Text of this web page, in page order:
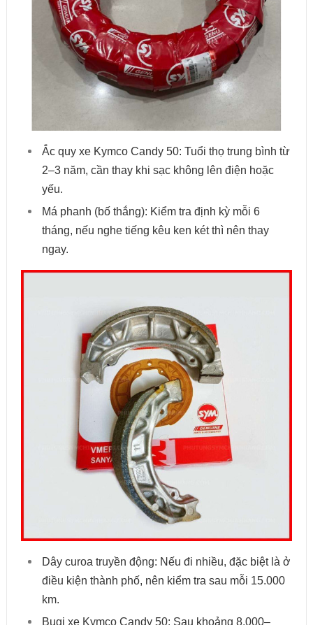
Ắc quy xe Kymco Candy 50: Tuổi thọ trung bình từ
2–3 năm, cần thay khi sạc không lên điện hoặc
yếu.
Má phanh (bố thắng): Kiểm tra định kỳ mỗi 6
tháng, nếu nghe tiếng kêu ken két thì nên thay
ngay.
Dây curoa truyền động: Nếu đi nhiều, đặc biệt là ở
điều kiện thành phố, nên kiểm tra sau mỗi 15.000
km.
Bugi xe Kymco Candy 50: Sau khoảng 8.000–